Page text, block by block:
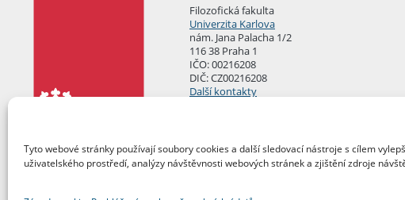
Tyto webové stránky používají soubory cookies a další sledovací nástroje s cílem
uživatelského prostředí, analýzy návštěvnosti webových stránek a zjištění zdroje
Filozofická fakulta
Univerzita Karlova
nám. Jana Palacha 1/2
116 38 Praha 1
IČO: 00216208
DIČ: CZ00216208
Další kontakty